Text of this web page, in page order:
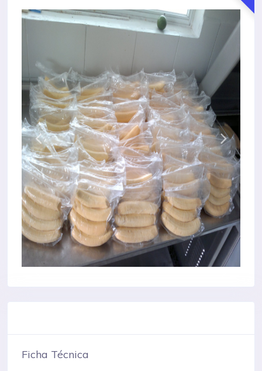
Ficha Técnica